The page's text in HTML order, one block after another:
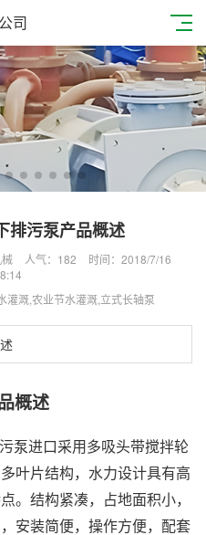
司
排污泵产品概述
人气： 182
时间：2018/7/16
灌溉,农业节水灌溉,立式长轴泵​
概述
泵进口采用多吸头带搅拌轮
叶片结构，水力设计具有高
。结构紧凑，占地面积小，
安装简便，操作方便，配套